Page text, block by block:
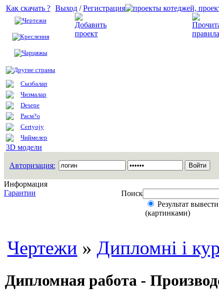
Как скачать ?
Чертежи
Креслення
Чарцяжы
Другие страны
Сызбалар
Чизмалар
Desene
Расм?о
Certyojy
Чиймелер
3D модели
Выход /Регистрация
Авторизация:
Информация
Гарантии
Поиск
Результат
(картинками)
Чертежи » Дипломні і
Дипломная работа -